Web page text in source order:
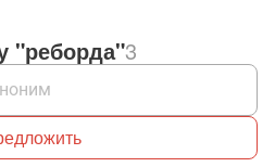
"реборда"3